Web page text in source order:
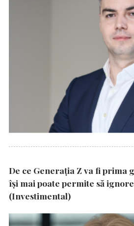
De ce Generația Z va fi prima
își mai poate permite să
(Investimental)